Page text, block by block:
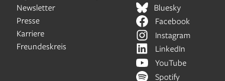
Newsletter
Presse
Karriere
Freundeskreis
Bluesky
Facebook
Instagram
LinkedIn
YouTube
Spotify